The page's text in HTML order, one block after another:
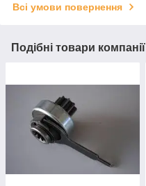
Всі умови повернення
Подібні товари компанії